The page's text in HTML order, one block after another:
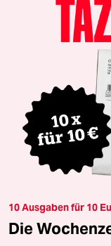
10 Ausgaben für 10
Die